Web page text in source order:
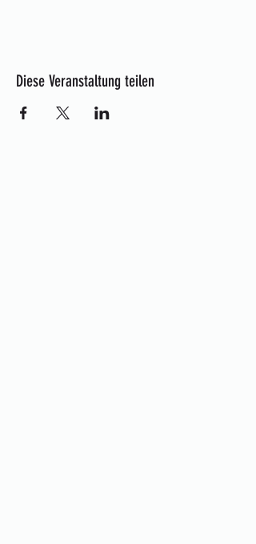
Diese Veranstaltung teilen